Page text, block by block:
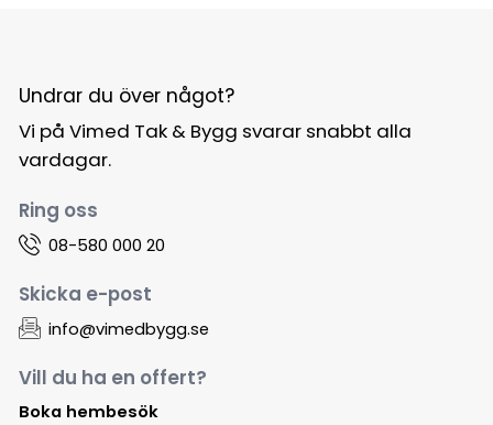
Undrar du över något?
Vi på Vimed Tak & Bygg svarar snabbt alla
vardagar.
Ring oss
08-580 000 20
Skicka e-post
info@vimedbygg.se
Vill du ha en offert?
Boka hembesök